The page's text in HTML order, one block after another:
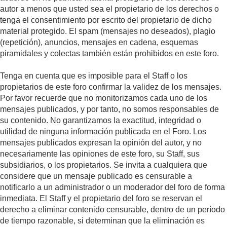
autor a menos que usted sea el propietario de los derechos o
tenga el consentimiento por escrito del propietario de dicho
material protegido. El spam (mensajes no deseados), plagio
(repetición), anuncios, mensajes en cadena, esquemas
piramidales y colectas también están prohibidos en este foro.
Tenga en cuenta que es imposible para el Staff o los
propietarios de este foro confirmar la validez de los mensajes.
Por favor recuerde que no monitorizamos cada uno de los
mensajes publicados, y por tanto, no somos responsables de
su contenido. No garantizamos la exactitud, integridad o
utilidad de ninguna información publicada en el Foro. Los
mensajes publicados expresan la opinión del autor, y no
necesariamente las opiniones de este foro, su Staff, sus
subsidiarios, o los propietarios. Se invita a cualquiera que
considere que un mensaje publicado es censurable a
notificarlo a un administrador o un moderador del foro de forma
inmediata. El Staff y el propietario del foro se reservan el
derecho a eliminar contenido censurable, dentro de un período
de tiempo razonable, si determinan que la eliminación es